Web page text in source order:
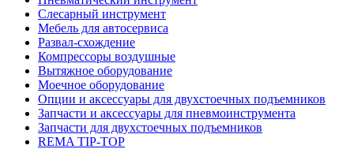
Слесарный инструмент
Мебель для автосервиса
Развал-схождение
Компрессоры воздушные
Вытяжное оборудование
Моечное оборудование
Опции и аксессуары для двухстоечных подъемников
Запчасти и аксессуары для пневмоинструмента
Запчасти для двухстоечных подъемников
REMA TIP-TOP